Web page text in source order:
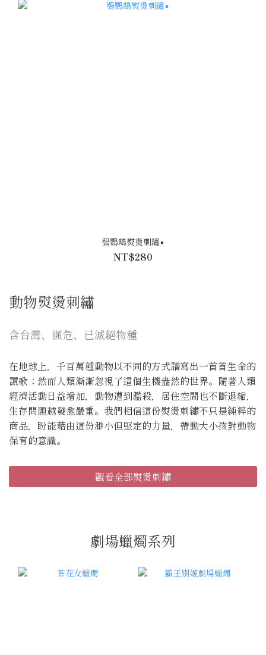
鴞鸚鵡熨燙刺繡▪
NT$280
動物熨燙刺繡
含台灣、瀕危、已滅絕物種
在地球上，千百萬種動物以不同的方式譜寫出一首首生命的
讚歌；然而人類漸漸忽視了這個生機盎然的世界。隨著人類
經濟活動日益增加，動物遭到濫殺，居住空間也不斷退縮，
生存問題越發愈嚴重。我們相信這份熨燙刺繡不只是純粹的
商品，盼能藉由這份渺小但堅定的力量，帶動大小孩對動物
保育的意識。
觀看全部熨燙刺繡
劇場蠟燭系列